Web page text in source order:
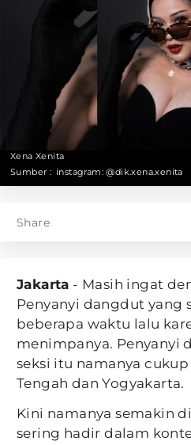
Xena Xenita
Sumber : instagram: @dik.xena.xenita
Share
Jakarta - Masih ingat
Penyanyi dangdut yang
beberapa waktu lalu
menimpanya. Penyanyi
seksi itu namanya
Tengah dan Yogyakarta.
Kini namanya semakin
sering hadir dalam